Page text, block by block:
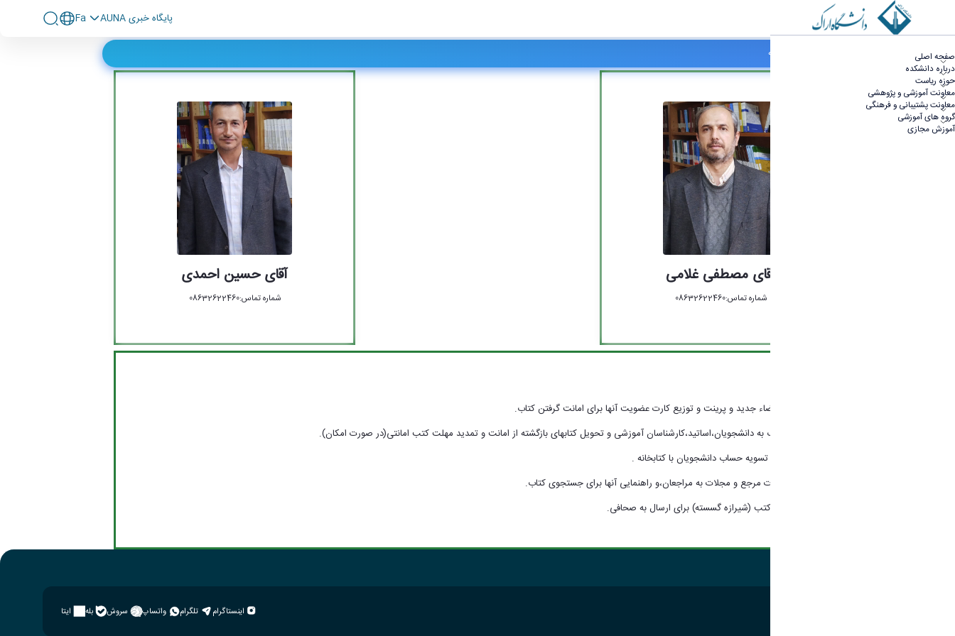
صفحه اصلی
درباره دانشکده
حوزه ریاست
معاونت آموزشی و پژوهشی
معاونت پشتیبانی و فرهنگی
گروه های آموزشی
آموزش مجازی
پايگاه خبری AUNA Fa
کتابخانه - دانشکده علوم پایه
کارکنان کتابخانه
آقای مصطفی غلامی
شماره تماس:08632622460
آقای حسین احمدی
شماره تماس:08632622460
اینستاگرام تلگرام واتساپ سروش بله ایتا